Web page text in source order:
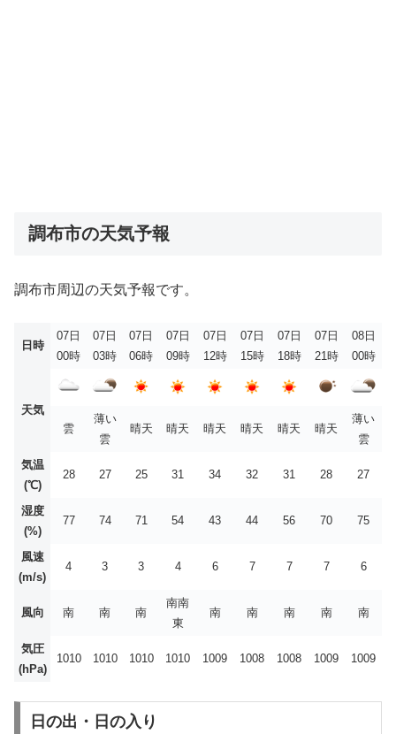
調布市の天気予報
調布市周辺の天気予報です。
日時
07日
00時
07日
03時
07日
06時
07日
09時
07日
12時
07日
15時
07日
18時
07日
21時
08日
00時
天気
雲
薄い
雲
晴天 晴天 晴天 晴天 晴天 晴天
薄い
雲
気温
(℃)
28 27 25 31 34 32 31 28 27
湿度
(%)
77 74 71 54 43 44 56 70 75
風速
(m/s)
4 3 3 4 6 7 7 7 6
風向 南 南 南
南南
東
南 南 南 南 南
気圧
(hPa)
1010 1010 1010 1010 1009 1008 1008 1009 1009
日の出・日の入り